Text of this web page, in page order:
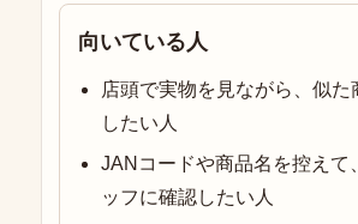
向いている人
店頭で実物を見ながら、似た
したい人
JANコードや商品名を控えて
ッフに確認したい人